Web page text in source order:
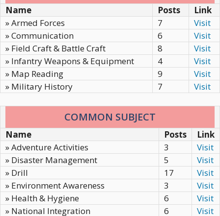
Name Posts
Link
» Armed Forces
7
Visit
» Communication
6
Visit
» Field Craft & Battle Craft
8
Visit
» Infantry Weapons & Equipment
4
Visit
» Map Reading
9
Visit
» Military History
7 Visit
COMMON SUBJECT
Name Posts
Link
» Adventure Activities
3
Visit
» Disaster Management
5
Visit
» Drill
17
Visit
» Environment Awareness
3
Visit
» Health & Hygiene
6
Visit
» National Integration
6 Visit